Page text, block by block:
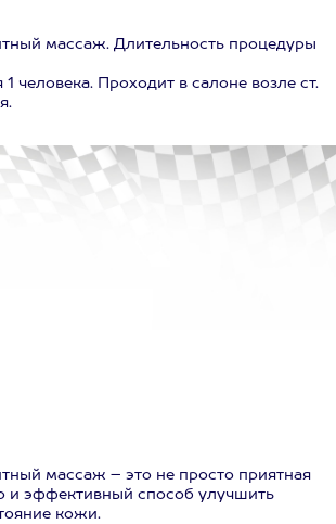
массаж. Длительность процедуры
человека. Проходит в салоне возле ст.
массаж – это не просто приятная
и эффективный способ улучшить
кожи.